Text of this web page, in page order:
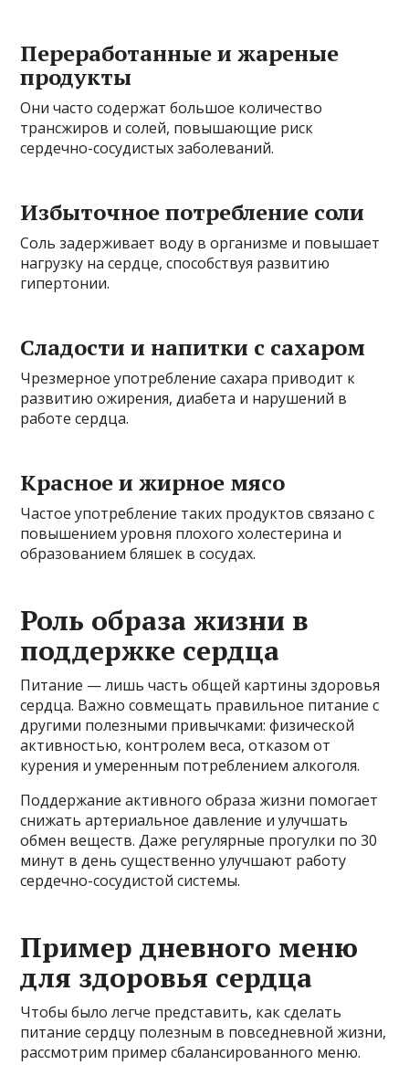
Переработанные и жареные
продукты
Они часто содержат большое количество
трансжиров и солей, повышающие риск
сердечно-сосудистых заболеваний.
Избыточное потребление соли
Соль задерживает воду в организме и повышает
нагрузку на сердце, способствуя развитию
гипертонии.
Сладости и напитки с сахаром
Чрезмерное употребление сахара приводит к
развитию ожирения, диабета и нарушений в
работе сердца.
Красное и жирное мясо
Частое употребление таких продуктов связано с
повышением уровня плохого холестерина и
образованием бляшек в сосудах.
Роль образа жизни в
поддержке сердца
Питание — лишь часть общей картины здоровья
сердца. Важно совмещать правильное питание с
другими полезными привычками: физической
активностью, контролем веса, отказом от
курения и умеренным потреблением алкоголя.
Поддержание активного образа жизни помогает
снижать артериальное давление и улучшать
обмен веществ. Даже регулярные прогулки по 30
минут в день существенно улучшают работу
сердечно-сосудистой системы.
Пример дневного меню
для здоровья сердца
Чтобы было легче представить, как сделать
питание сердцу полезным в повседневной жизни,
рассмотрим пример сбалансированного меню.